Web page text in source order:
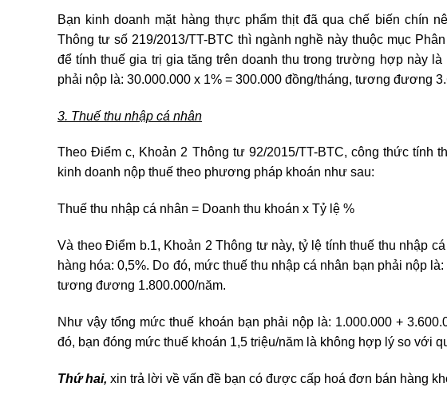
Bạn kinh doanh mặt hàng thực phẩm thịt đã qua chế biến chín
Thông tư số 219/2013/TT-BTC thì ngành nghề này thuộc mục
để tính thuế gia trị gia tăng trên doanh thu trong trường hợp này
phải nộp là: 30.000.000 x 1% = 300.000 đồng/tháng, tương đương
3. Thuế thu nhập cá nhân
Theo Điểm c, Khoản 2 Thông tư 92/2015/TT-BTC, công thức tính
kinh doanh nộp thuế theo phương pháp khoán như sau:
Thuế thu nhập cá nhân = Doanh thu khoán x Tỷ lệ %
Và theo Điểm b.1, Khoản 2 Thông tư này, tỷ lệ tính thuế thu nhập
hàng hóa: 0,5%. Do đó, mức thuế thu nhập cá nhân bạn phải nộp
tương đương 1.800.000/năm.
Như vậy tổng mức thuế khoán bạn phải nộp là: 1.000.000 +
đó, bạn đóng mức thuế khoán 1,5 triệu/năm là không hợp lý so với
Thứ hai, xin trả lời về vấn đề bạn có được cấp hoá đơn bán hàng